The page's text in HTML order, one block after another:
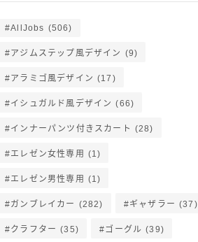
AllJobs (506)
アジムステップ風デザイン (9)
アラミゴ風デザイン (17)
イシュガルド風デザイン (66)
インナーパンツ付きスカート (28)
エレゼン女性専用 (1)
エレゼン男性専用 (1)
ガンブレイカー (282) ギャザラー (37)
クラフター (35) ゴーグル (39)